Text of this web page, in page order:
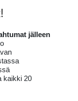
jälleen
kaikki 20